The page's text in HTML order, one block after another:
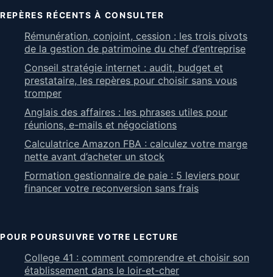
REPÈRES RÉCENTS À CONSULTER
Rémunération, conjoint, cession : les trois pivots
de la gestion de patrimoine du chef d’entreprise
Conseil stratégie internet : audit, budget et
prestataire, les repères pour choisir sans vous
tromper
Anglais des affaires : les phrases utiles pour
réunions, e-mails et négociations
Calculatrice Amazon FBA : calculez votre marge
nette avant d’acheter un stock
Formation gestionnaire de paie : 5 leviers pour
financer votre reconversion sans frais
POUR POURSUIVRE VOTRE LECTURE
College 41 : comment comprendre et choisir son
établissement dans le loir-et-cher